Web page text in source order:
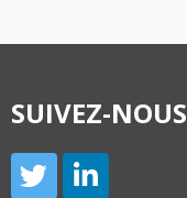
SUIVEZ-NOUS